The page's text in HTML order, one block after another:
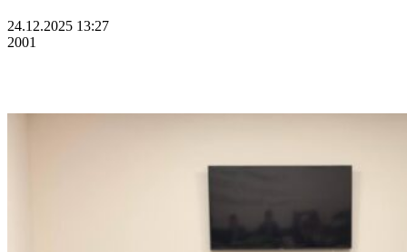
24.12.2025 13:27
2001